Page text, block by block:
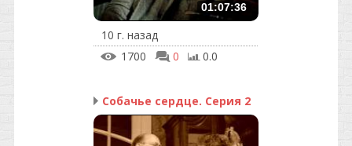
01:07:36
10 г. назад
1700
0 0.0
Собачье сердце. Серия 2